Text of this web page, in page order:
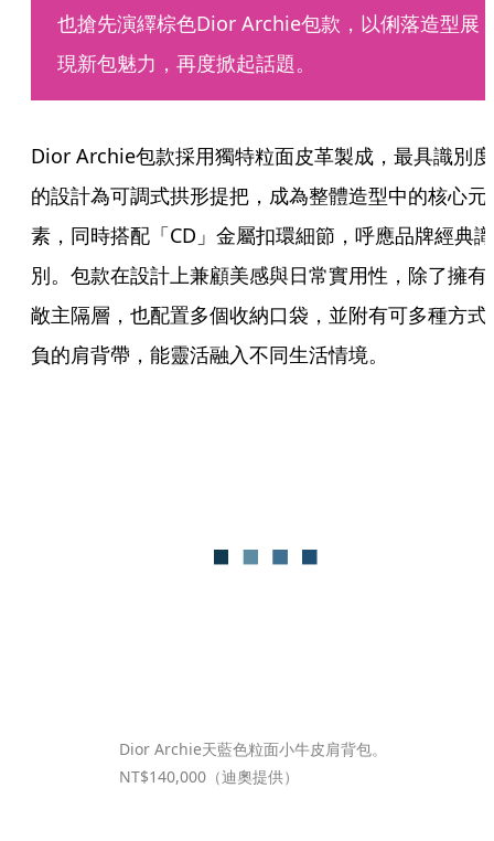
也搶先演繹棕色Dior Archie包款，以俐落造型展
現新包魅力，再度掀起話題。
Dior Archie包款採用獨特粒面皮革製成，最具識別度
的設計為可調式拱形提把，成為整體造型中的核心元
素，同時搭配「CD」金屬扣環細節，呼應品牌經典識
別。包款在設計上兼顧美感與日常實用性，除了擁有
敞主隔層，也配置多個收納口袋，並附有可多種方式
負的肩背帶，能靈活融入不同生活情境。
Dior Archie天藍色粒面小牛皮肩背包。
NT$140,000（迪奧提供）